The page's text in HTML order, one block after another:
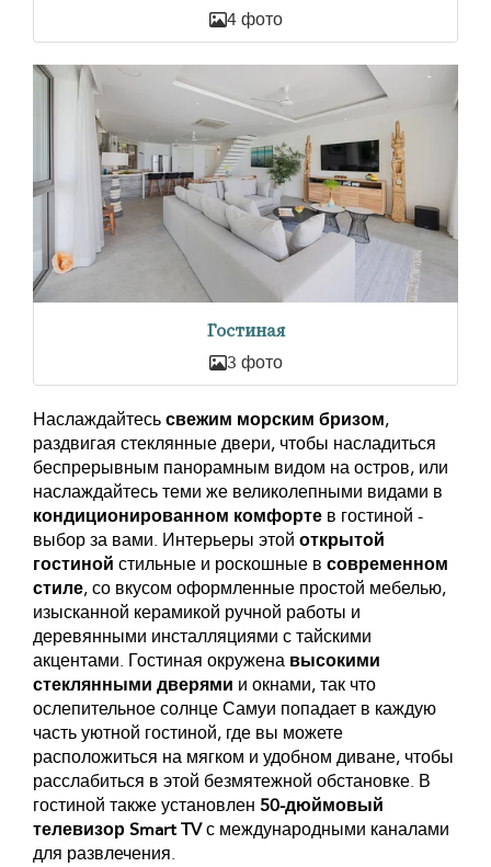
4 фото
Гостиная
3 фото
Наслаждайтесьсвежим морским бризом,
раздвигая стеклянные двери, чтобы насладиться
беспрерывным панорамным видом на остров, или
наслаждайтесь теми же великолепными видами в
кондиционированном комфорте в гостиной -
выбор за вами. Интерьеры этой открытой
гостиной стильные и роскошные в современном
стиле, со вкусом оформленные простой мебелью,
изысканной керамикой ручной работы и
деревянными инсталляциями с тайскими
акцентами. Гостиная окружена высокими
стеклянными дверями и окнами, так что
ослепительное солнце Самуи попадает в каждую
часть уютной гостиной, где вы можете
расположиться на мягком и удобном диване, чтобы
расслабиться в этой безмятежной обстановке. В
гостиной также установлен 50-дюймовый
телевизор Smart TVс международными каналами
для развлечения.